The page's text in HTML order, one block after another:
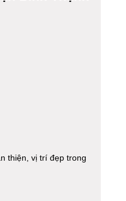
thiện, vị trí đẹp trong